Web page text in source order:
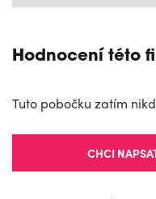
Hodnocení této
Tuto pobočku zatím
CHCI